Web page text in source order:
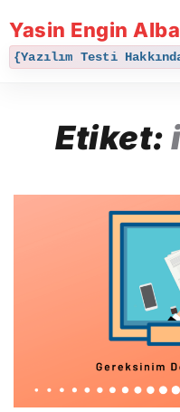
Yasin Engin
{Yazılım Testi
Etiket: